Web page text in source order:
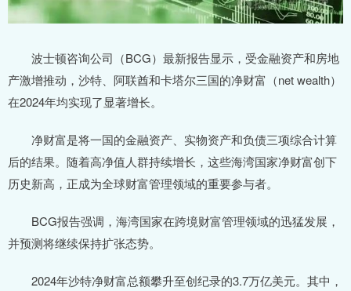
波士顿咨询公司（BCG）最新报告显示，受金融资产和房地
产激增推动，沙特、阿联酋和卡塔尔三国的净财富（net wealth）
在2024年均实现了显著增长。
净财富是将一国的金融资产、实物资产和负债三项综合计算
后的结果。随着高净值人群持续增长，这些海湾国家净财富创下
历史新高，正成为全球财富管理领域的重要参与者。
BCG报告强调，海湾国家在跨境财富管理领域的迅猛发展，
并预测将继续保持扩张态势。
2024年沙特净财富总额攀升至创纪录的3.7万亿美元。其中，